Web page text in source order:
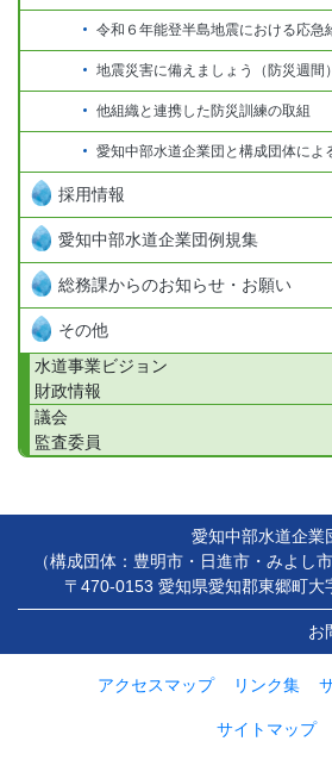
令和６年能登半島地震における応急
地震災害に備えましょう（防災週間）
他組織と連携した防災訓練の取組
愛知中部水道企業団と構成団体によ
採用情報
愛知中部水道企業団例規集
総務課からのお知らせ・お願い
その他
水道事業ビジョン
財政情報
議会
監査委員
愛知中部水道企業
（構成団体：豊明市・日進市・みよし
〒470-0153 愛知県愛知郡東郷町大
お
アクセスマップ リンク集
サイトマップ